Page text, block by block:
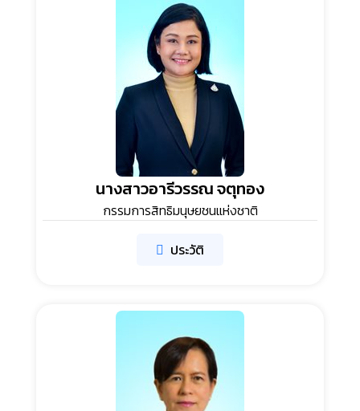
นางสาวอารีวรรณ จตุทอง
กรรมการสิทธิมนุษยชนแห่งชาติ
ประวัติ